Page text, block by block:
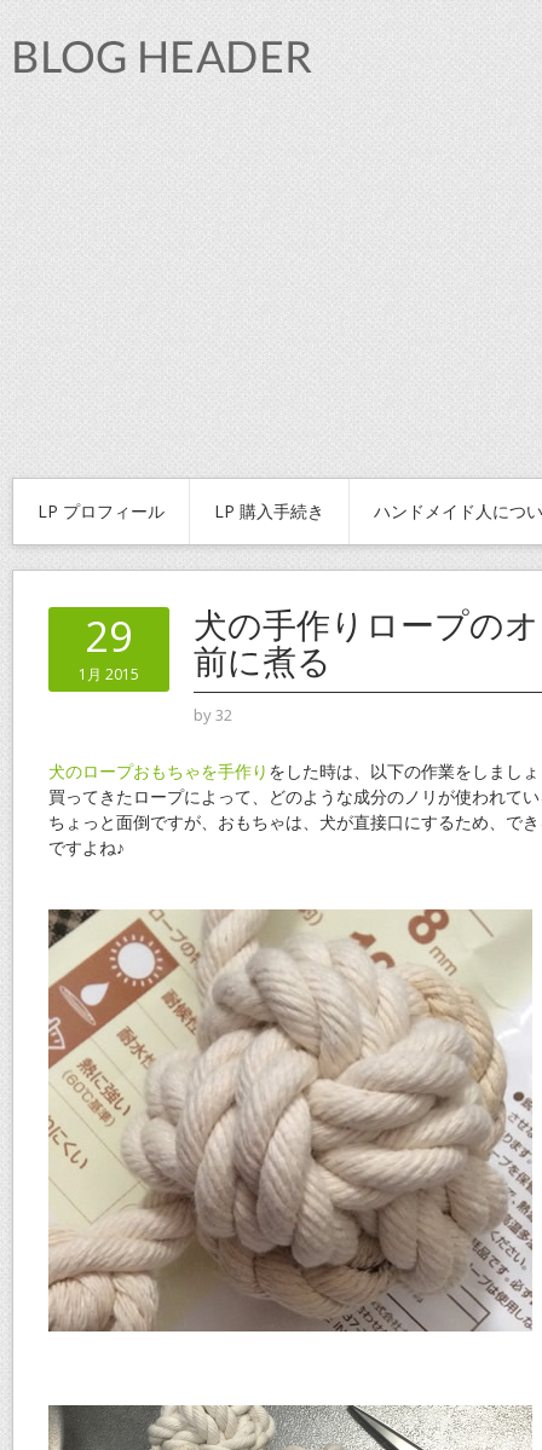
LP プロフィール LP 購入手続き ハンドメイド人につ
29
1月 2015
犬の手作りロープの
前に煮る
by32
犬のロープおもちゃを手作り をした時は、以下の作業をしまし
買ってきたロープによって、どのような成分のノリが使われて
ちょっと面倒ですが、おもちゃは、犬が直接口にするため、で
ですよね♪